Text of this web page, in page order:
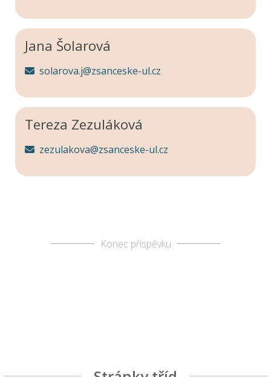
Jana Šolarová
solarova.j@zsanceske-ul.cz
Tereza Zezuláková
zezulakova@zsanceske-ul.cz
Konec příspěvku